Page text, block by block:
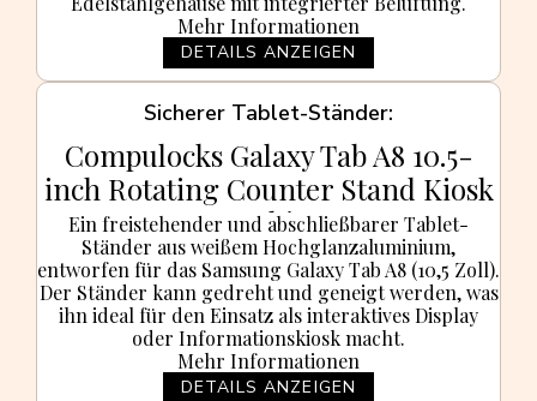
DETAILS ANZEIGEN
Mehr Informationen
Sicherer Tablet-Ständer
Compulocks Galaxy Tab A8 10.5-
inch Rotating Counter Stand Kiosk
- White
Ein freistehender und abschließbarer Tablet-
Ständer aus weißem Hochglanzaluminium,
entworfen für das Samsung Galaxy Tab A8 (10,5 Zoll).
Der Ständer kann gedreht und geneigt werden, was
ihn ideal für den Einsatz als interaktives Display
oder Informationskiosk macht.
DETAILS ANZEIGEN
Mehr Informationen